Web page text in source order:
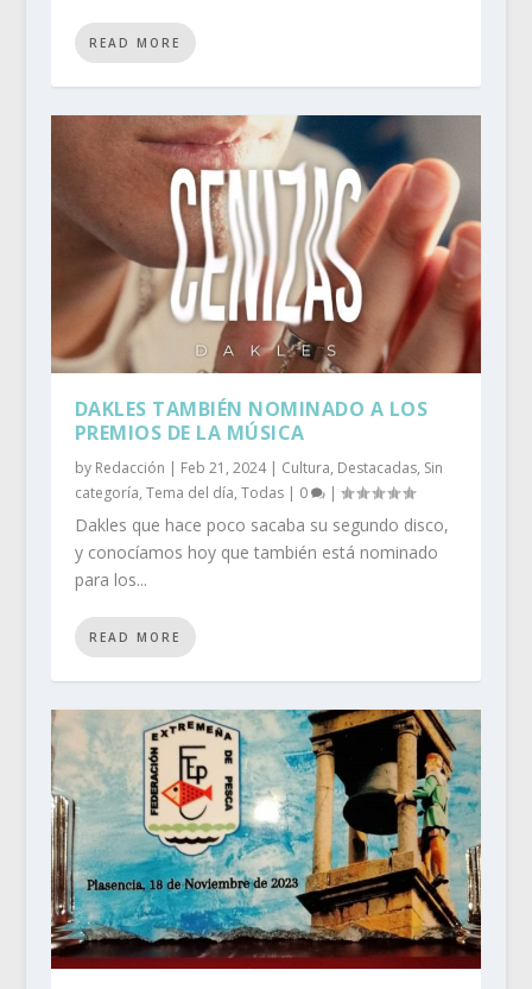
READ MORE
DAKLES TAMBIÉN NOMINADO A LOS
PREMIOS DE LA MÚSICA
by Redacción | Feb 21, 2024| Cultura, Destacadas, Sin
categoría, Tema del día, Todas| 0 |
Dakles que hace poco sacaba su segundo disco,
y conocíamos hoy que también está nominado
para los...
READ MORE